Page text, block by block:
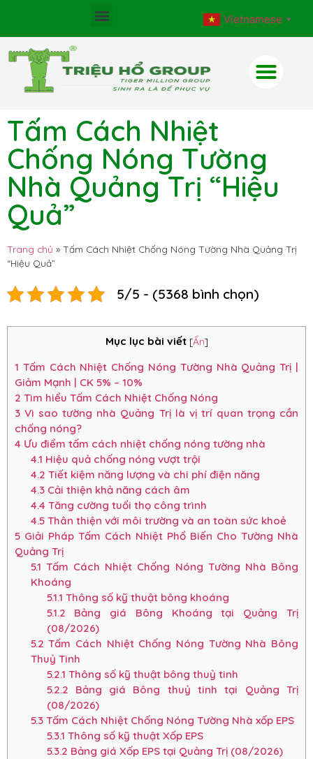
Vietnamese ▼
Tấm Cách Nhiệt
Chống Nóng Tường
Nhà Quảng Trị “Hiệu
Quả”
Trang chủ » Tấm Cách Nhiệt Chống Nóng Tường Nhà Quảng Trị
“Hiệu Quả”
5/5 - (5368 bình chọn)
Mục lục bài viết [Ẩn]
1 Tấm Cách Nhiệt Chống Nóng Tường Nhà Quảng Trị |
Giảm Mạnh | CK 5% – 10%
2 Tìm hiểu Tấm Cách Nhiệt Chống Nóng
3 Vì sao tường nhà Quảng Trị là vị trí quan trọng cần
chống nóng?
4 Ưu điểm tấm cách nhiệt chống nóng tường nhà
4.1 Hiệu quả chống nóng vượt trội
4.2 Tiết kiệm năng lượng và chi phí điện năng
4.3Cải thiện khả năng cách âm
4.4 Tăng cường tuổi thọ công trình
4.5Thân thiện với môi trường và an toàn sức khoẻ
5 Giải Pháp Tấm Cách Nhiệt Phổ Biến Cho Tường Nhà
Quảng Trị
5.1 Tấm Cách Nhiệt Chống Nóng Tường Nhà Bông
Khoáng
5.1.1 Thông số kỹ thuật bông khoáng
5.1.2 Bảng giá Bông Khoáng tại Quảng Trị
(08/2026)
5.2 Tấm Cách Nhiệt Chống Nóng Tường Nhà Bông
Thuỷ Tinh
5.2.1 Thông số kỹ thuật bông thuỷ tinh
5.2.2 Bảng giá Bông thuỷ tinh tại Quảng Trị
(08/2026)
5.3Tấm Cách Nhiệt Chống Nóng Tường Nhà xốp EPS
5.3.1 Thông số kỹ thuật Xốp EPS
5.3.2 Bảng giá Xốp EPS tại Quảng Trị (08/2026)